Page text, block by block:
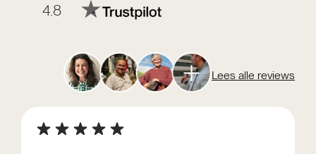
4.8
Lees alle reviews